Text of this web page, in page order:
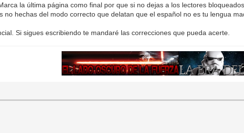
la última página como final por que si no dejas a los lectores
no hechas del modo correcto que delatan que el español no es tu lengua
Si sigues escribiendo te mandaré las correcciones que pueda acerte.